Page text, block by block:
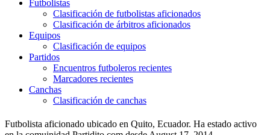
Futbolistas
Clasificación de futbolistas aficionados
Clasificación de árbitros aficionados
Equipos
Clasificación de equipos
Partidos
Encuentros futboleros recientes
Marcadores recientes
Canchas
Clasificación de canchas
Futbolista aficionado ubicado en Quito, Ecuador. Ha estado activo